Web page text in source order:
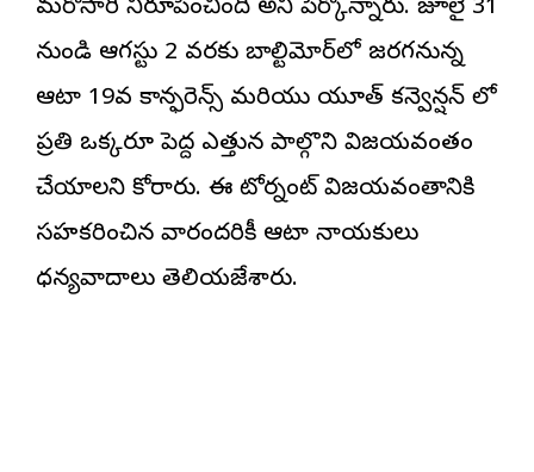
మరోసారి నిరూపించింది అని పేర్కొన్నారు. జూలై 31
నుండి ఆగస్టు 2 వరకు బాల్టిమోర్‌లో జరగనున్న
ఆటా 19వ కాన్ఫరెన్స్ మరియు యూత్ కన్వెన్షన్ లో
ప్రతి ఒక్కరూ పెద్ద ఎత్తున పాల్గొని విజయవంతం
చేయాలని కోరారు. ఈ టోర్నమెంట్ విజయవంతానికి
సహకరించిన వారందరికీ ఆటా నాయకులు
ధన్యవాదాలు తెలియజేశారు.